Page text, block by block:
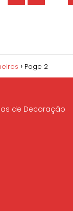
Page 2
de Decoração